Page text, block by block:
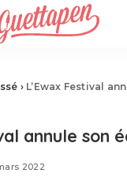
› L’Ewax Festival
annule son
2022